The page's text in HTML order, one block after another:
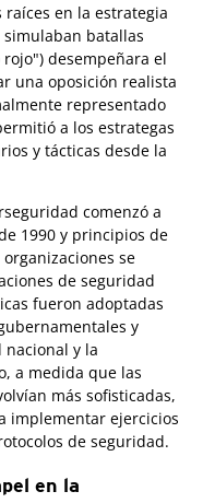
en la estrategia
batallas
desempeñara el
una oposición realista
representado
a los estrategas
y tácticas desde la
comenzó a
1990 y principios de
se
de seguridad
fueron adoptadas
y
y la
a medida que las
más sofisticadas,
implementar ejercicios
de seguridad.
en la